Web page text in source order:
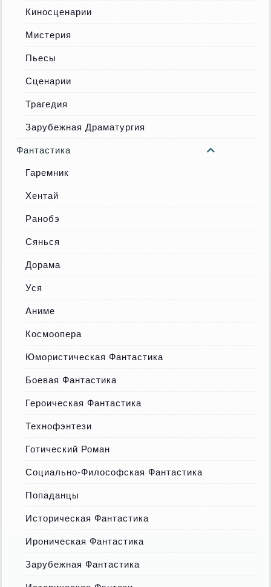
Киносценарии
Мистерия
Пьесы
Сценарии
Трагедия
Зарубежная Драматургия
Фантастика
Гаремник
Хентай
Ранобэ
Сянься
Дорама
Уся
Аниме
Космоопера
Юмористическая Фантастика
Боевая Фантастика
Героическая Фантастика
Технофэнтези
Готический Роман
Социально-Философская Фантастика
Попаданцы
Историческая Фантастика
Ироническая Фантастика
Зарубежная Фантастика